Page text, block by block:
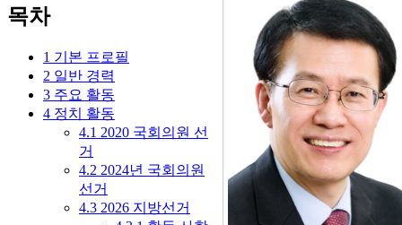
목차
1 기본 프로필
2 일반 경력
3 주요 활동
4 정치 활동
4.1 2020 국회의원 선
거
4.2 2024년 국회의원
선거
4.3 2026 지방선거